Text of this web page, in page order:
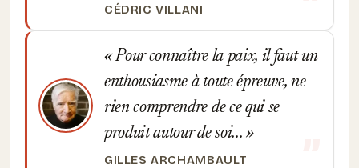
CÉDRIC VILLANI
Pour connaître la paix, il faut un
enthousiasme à toute épreuve, ne
rien comprendre de ce qui se
produit autour de soi...
GILLES ARCHAMBAULT